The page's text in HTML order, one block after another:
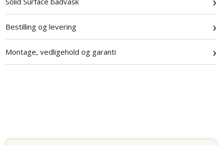
Bestilling og levering ›
Montage, vedligehold og garanti ›